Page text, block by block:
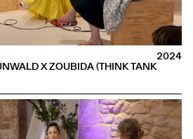
X ZOUBIDA (THINK TANK
2024